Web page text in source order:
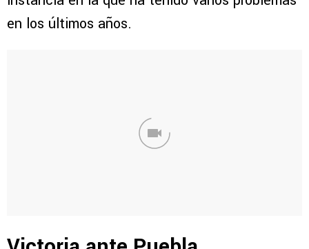
en los últimos años.